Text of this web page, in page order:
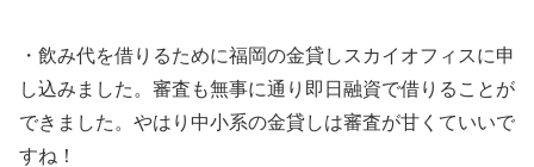
・飲み代を借りるために福岡の金貸しスカイオフィスに申
し込みました。審査も無事に通り即日融資で借りることが
できました。やはり中小系の金貸しは審査が甘くていいで
すね！